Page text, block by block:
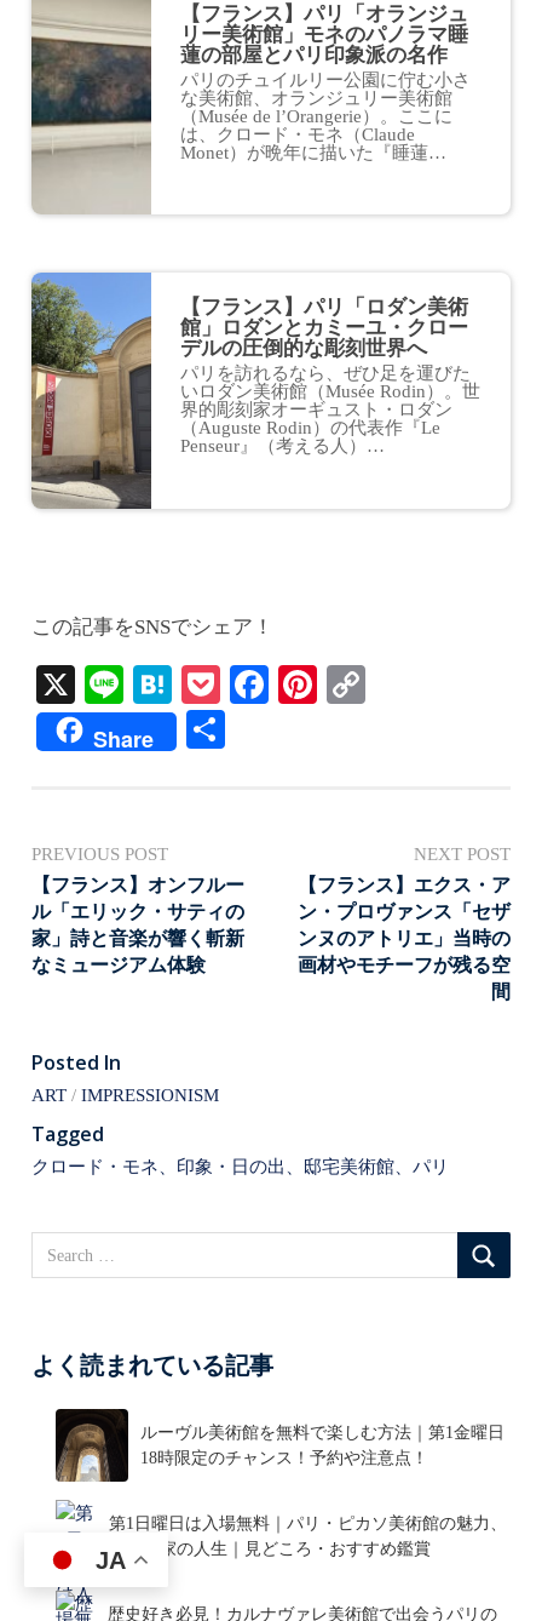
【フランス】パリ「オランジュ
リー美術館」モネのパノラマ睡
蓮の部屋とパリ印象派の名作
パリのチュイルリー公園に佇む小さ
な美術館、オランジュリー美術館
（Musée de l’Orangerie）。ここに
は、クロード・モネ（Claude
Monet）が晩年に描いた『睡蓮…
【フランス】パリ「ロダン美術
館」ロダンとカミーユ・クロー
デルの圧倒的な彫刻世界へ
パリを訪れるなら、ぜひ足を運びた
いロダン美術館（Musée Rodin）。世
界的彫刻家オーギュスト・ロダン
（Auguste Rodin）の代表作『Le
Penseur』（考える人）…
この記事をSNSでシェア！
X
Li
ne
H
at
en
P
oc
ke
Fa Pi
Share
投
稿
ナ
ビ
シ
ョ
ン
PREVIOUS POST
【フランス】オンフルー
ル「エリック・サティの
家」詩と音楽が響く斬新
なミュージアム体験
NEXT POST
【フランス】エクス・ア
ン・プロヴァンス「セザ
ンヌのアトリエ」当時の
画材やモチーフが残る空
間
Posted In
ART IMPRESSIONISM
Tagged
クロード・モネ、印象・日の出、邸宅美術館、パリ
よく読まれている記事
ルーヴル美術館を無料で楽しむ方法｜第1金曜日
18時限定のチャンス！予約や注意点！
第1日曜日は入場無料｜パリ・ピカソ美術館の魅力、
天才画家の人生｜見どころ・おすすめ鑑賞
歴史好き必見！カルナヴァレ美術館で出会うパリの
JA